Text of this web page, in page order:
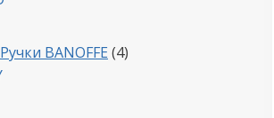
Ручки BANOFFE 4товара